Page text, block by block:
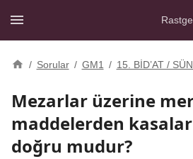
/ Sorular / GM1 / 15. BİD’AT /
Mezarlar üzerine
maddelerden kasalar
doğru mudur?